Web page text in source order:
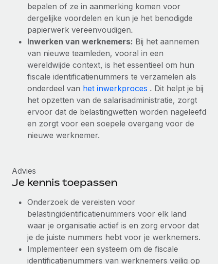
bepalen of ze in aanmerking komen voor
dergelijke voordelen en kun je het benodigde
papierwerk vereenvoudigen.
Inwerken van werknemers: Bij het aannemen
van nieuwe teamleden, vooral in een
wereldwijde context, is het essentieel om hun
fiscale identificatienummers te verzamelen als
onderdeel van het inwerkproces . Dit helpt je bij
het opzetten van de salarisadministratie, zorgt
ervoor dat de belastingwetten worden nageleefd
en zorgt voor een soepele overgang voor de
nieuwe werknemer.
Advies
Je kennis toepassen
Onderzoek de vereisten voor
belastingidentificatienummers voor elk land
waar je organisatie actief is en zorg ervoor dat
je de juiste nummers hebt voor je werknemers.
Implementeer een systeem om de fiscale
identificatienummers van werknemers veilig op